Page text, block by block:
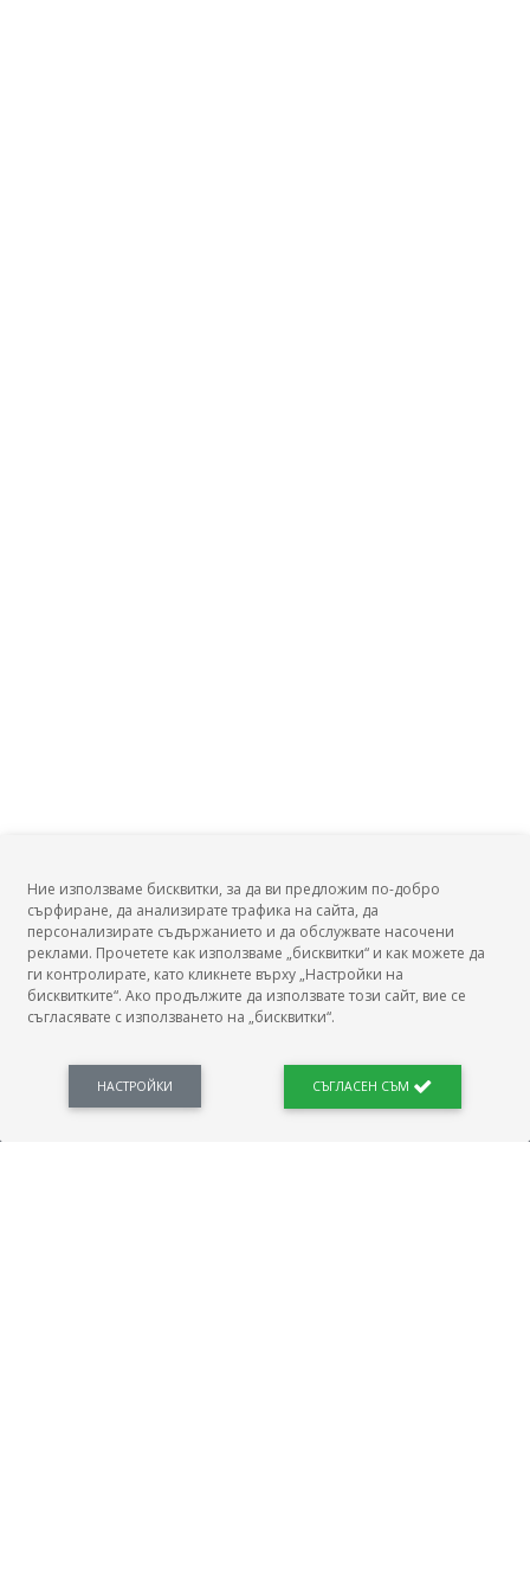
Заплата на Ръководител на участък, железопътен
транспорт?
БГ Заплати
Новини, законови нормативи, кариерно ориентиране. Списък на всички
професии и трудови характеристики. Минимален облагаем доход. Калкулатор
Ние използваме бисквитки, за да ви предложим по-добро
сърфиране, да анализирате трафика на сайта, да
персонализирате съдържанието и да обслужвате насочени
реклами. Прочетете как използваме „бисквитки“ и как можете да
ги контролирате, като кликнете върху „Настройки на
бисквитките“. Ако продължите да използвате този сайт, вие се
съгласявате с използването на „бисквитки“.
НАСТРОЙКИ СЪГЛАСЕН СЪМ